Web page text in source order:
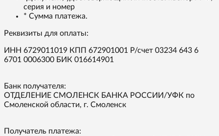
серия и номер
* Сумма платежа.
Реквизиты для оплаты:
ИНН 6729011019 КПП 672901001 Р/счет 03234 643 6
6701 0006300 БИК 016614901
Банк получателя:
ОТДЕЛЕНИЕ СМОЛЕНСК БАНКА РОССИИ/УФК по
Смоленской области, г. Смоленск
Получатель платежа: